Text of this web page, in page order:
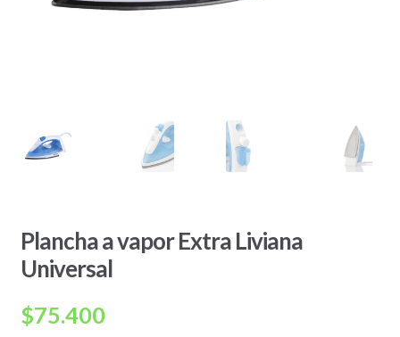
Plancha a vapor Extra Liviana
Universal
$75.400